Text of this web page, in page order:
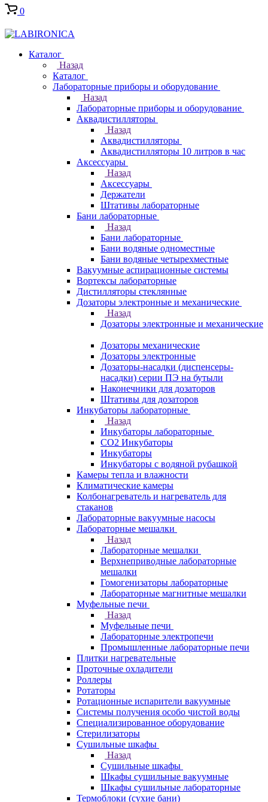
0
Каталог
Назад
Каталог
Лабораторные приборы и оборудование
Назад
Лабораторные приборы и оборудование
Аквадистилляторы
Назад
Аквадистилляторы
Аквадистилляторы 10 литров в час
Аксессуары
Назад
Аксессуары
Держатели
Штативы лабораторные
Бани лабораторные
Назад
Бани лабораторные
Бани водяные одноместные
Бани водяные четырехместные
Вакуумные аспирационные системы
Вортексы лабораторные
Дистилляторы стеклянные
Дозаторы электронные и механические
Назад
Дозаторы электронные и механические
Дозаторы механические
Дозаторы электронные
Дозаторы-насадки (диспенсеры-
насадки) серии ПЭ на бутыли
Наконечники для дозаторов
Штативы для дозаторов
Инкубаторы лабораторные
Назад
Инкубаторы лабораторные
CO2 Инкубаторы
Инкубаторы
Инкубаторы с водяной рубашкой
Камеры тепла и влажности
Климатические камеры
Колбонагреватель и нагреватель для
стаканов
Лабораторные вакуумные насосы
Лабораторные мешалки
Назад
Лабораторные мешалки
Верхнеприводные лабораторные
мешалки
Гомогенизаторы лабораторные
Лабораторные магнитные мешалки
Муфельные печи
Назад
Муфельные печи
Лабораторные электропечи
Промышленные лабораторные печи
Плитки нагревательные
Проточные охладители
Роллеры
Ротаторы
Ротационные испарители вакуумные
Системы получения особо чистой воды
Специализированное оборудование
Стерилизаторы
Сушильные шкафы
Назад
Сушильные шкафы
Шкафы сушильные вакуумные
Шкафы сушильные лабораторные
Термоблоки (сухие бани)